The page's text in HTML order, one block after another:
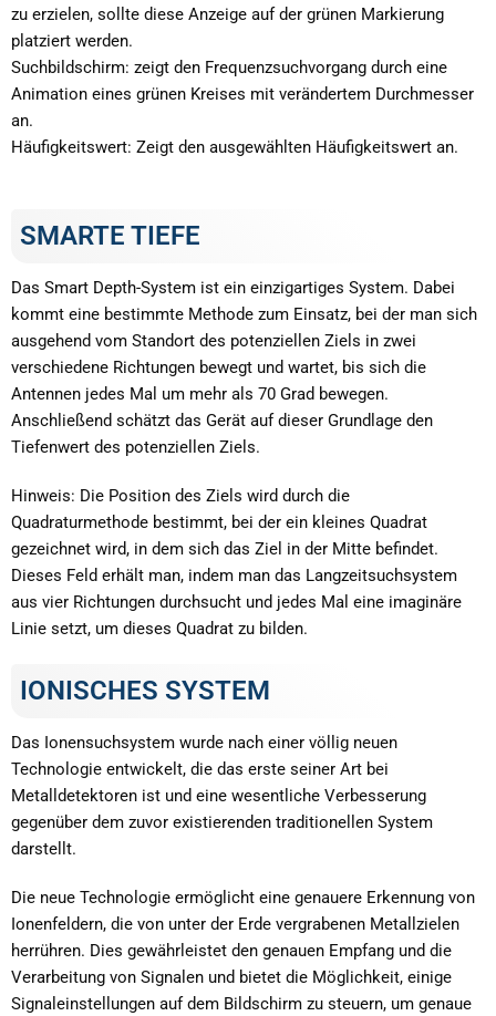
zu erzielen, sollte diese Anzeige auf der grünen Markierung
platziert werden.
Suchbildschirm: zeigt den Frequenzsuchvorgang durch eine
Animation eines grünen Kreises mit verändertem Durchmesser
an.
Häufigkeitswert: Zeigt den ausgewählten Häufigkeitswert an.
SMARTE TIEFE
Das Smart Depth-System ist ein einzigartiges System. Dabei
kommt eine bestimmte Methode zum Einsatz, bei der man sich
ausgehend vom Standort des potenziellen Ziels in zwei
verschiedene Richtungen bewegt und wartet, bis sich die
Antennen jedes Mal um mehr als 70 Grad bewegen.
Anschließend schätzt das Gerät auf dieser Grundlage den
Tiefenwert des potenziellen Ziels.
Hinweis: Die Position des Ziels wird durch die
Quadraturmethode bestimmt, bei der ein kleines Quadrat
gezeichnet wird, in dem sich das Ziel in der Mitte befindet.
Dieses Feld erhält man, indem man das Langzeitsuchsystem
aus vier Richtungen durchsucht und jedes Mal eine imaginäre
Linie setzt, um dieses Quadrat zu bilden.
IONISCHES SYSTEM
Das Ionensuchsystem wurde nach einer völlig neuen
Technologie entwickelt, die das erste seiner Art bei
Metalldetektoren ist und eine wesentliche Verbesserung
gegenüber dem zuvor existierenden traditionellen System
darstellt.
Die neue Technologie ermöglicht eine genauere Erkennung von
Ionenfeldern, die von unter der Erde vergrabenen Metallzielen
herrühren. Dies gewährleistet den genauen Empfang und die
Verarbeitung von Signalen und bietet die Möglichkeit, einige
Signaleinstellungen auf dem Bildschirm zu steuern, um genaue